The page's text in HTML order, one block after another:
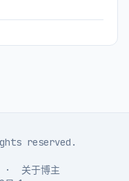
reserved.
· 关于博主